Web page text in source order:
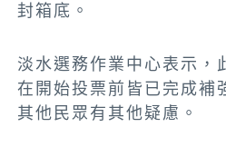
封箱底。
淡水選務作業中心表示，
在開始投票前皆已完成補
其他民眾有其他疑慮。